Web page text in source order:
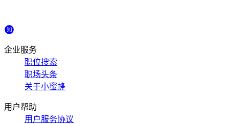
企业服务
职位搜索
职场头条
关于小蜜蜂
用户帮助
用户服务协议